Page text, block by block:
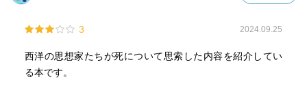
3 2024.09.25
西洋の思想家たちが死について思索した内容を紹介してい
る本です。